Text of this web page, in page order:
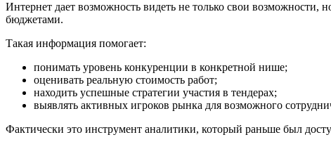
Интернет дает возможность видеть не только свои возможности,
бюджетами.
Такая информация помогает:
понимать уровень конкуренции в конкретной нише;
оценивать реальную стоимость работ;
находить успешные стратегии участия в тендерах;
выявлять активных игроков рынка для возможного
Фактически это инструмент аналитики, который раньше был